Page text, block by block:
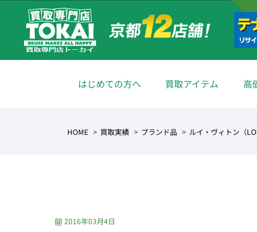
はじめての方へ 買取アイテム 高
HOME 買取実績 ブランド品 ルイ・ヴィトン（
2016年03月4日